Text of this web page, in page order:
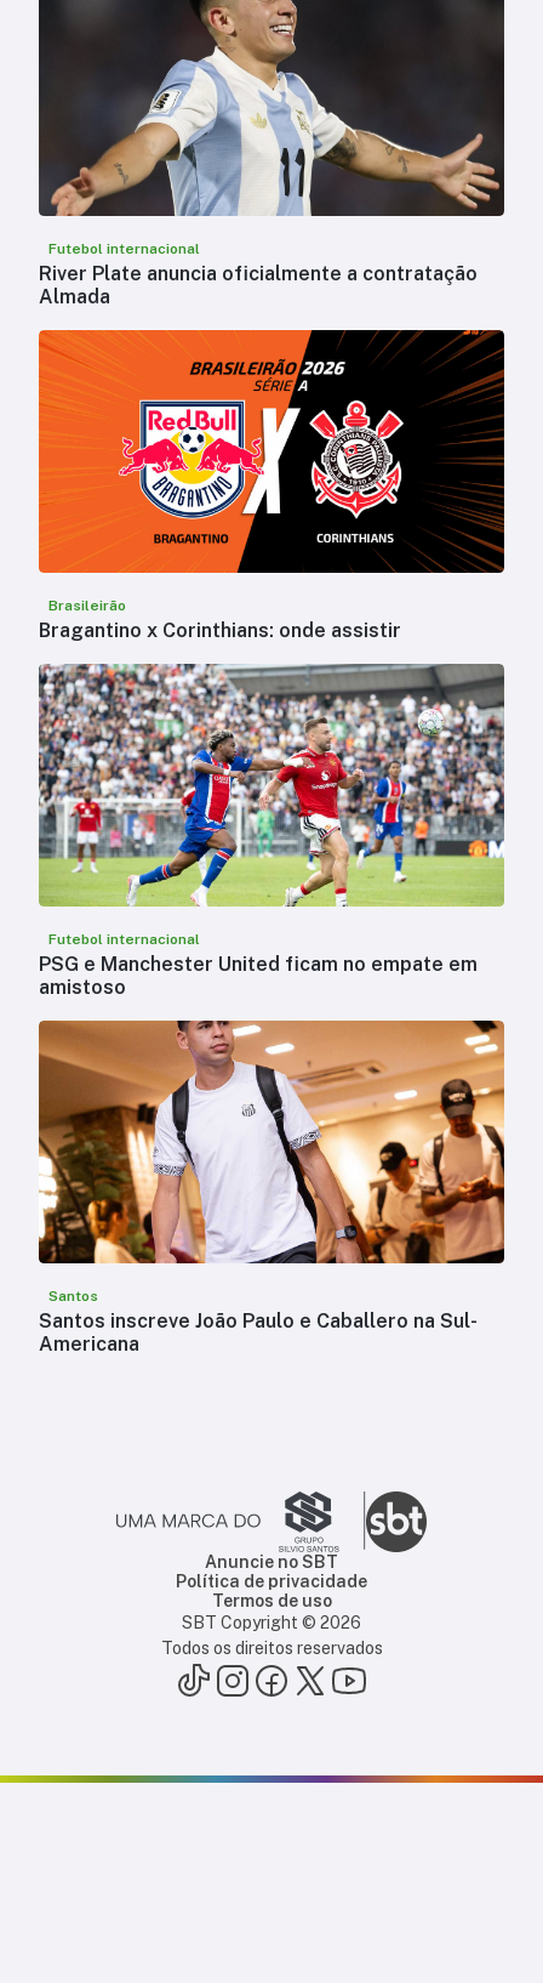
Futebol internacional
River Plate anuncia oficialmente a contratação
Almada
Brasileirão
Bragantino x Corinthians: onde assistir
Futebol internacional
PSG e Manchester United ficam no empate em
amistoso
Santos
Santos inscreve João Paulo e Caballero na Sul-
Americana
Anuncie no SBT
Política de privacidade
Termos de uso
SBT Copyright © 2026
Todos os direitos reservados